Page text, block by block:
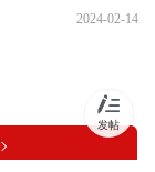
发帖
2024-02-14